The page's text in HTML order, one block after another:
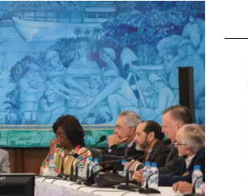
Japón: Terremoto
heridos y graves
en Kumamoto